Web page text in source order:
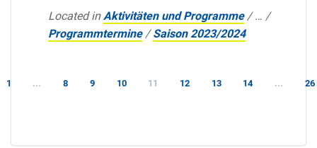
Located in Aktivitäten und Programme /… /
Programmtermine /Saison 2023/2024
1 ... 8 9 10 11 12 13 14 ... 26